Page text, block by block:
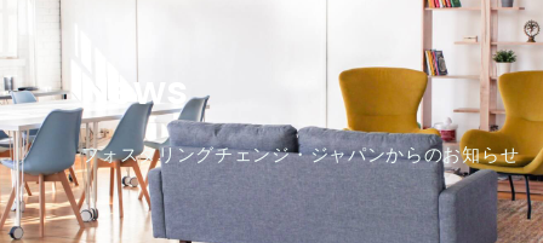
News
フォスタリングチェンジ・ジャパンからのお知らせ